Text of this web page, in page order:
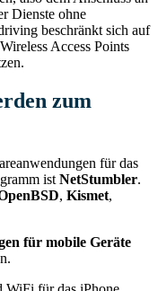
Dienste ohne
beschränkt sich auf
Access Points
zum
für das
ist NetStumbler.
, Kismet,
für mobile Geräte